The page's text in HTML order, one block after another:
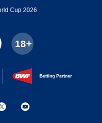
Cup 2026